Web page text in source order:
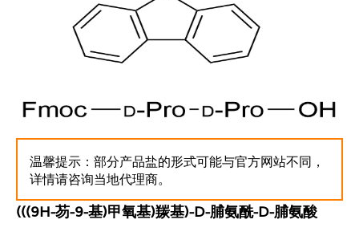
温馨提示：部分产品盐的形式可能与官方网站不同，
详情请咨询当地代理商。
(((9H-芴-9-基)甲氧基)羰基)-D-脯氨酰-D-脯氨酸